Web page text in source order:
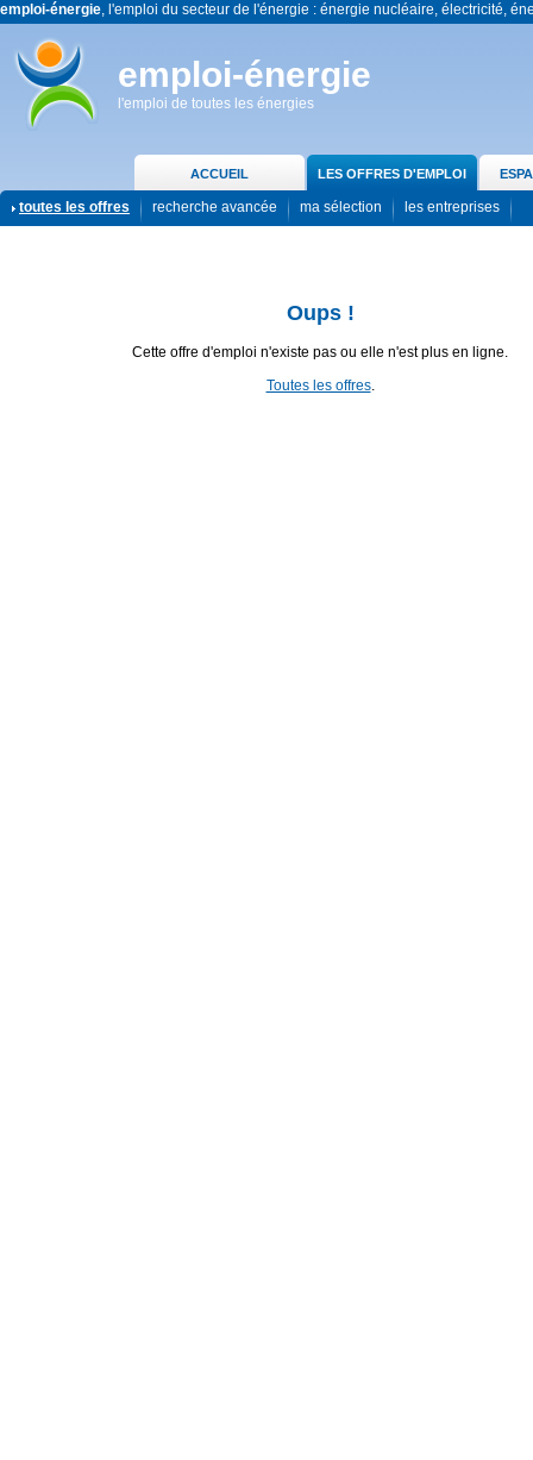
emploi-énergie, l'emploi du secteur de l'énergie : énergie nucléaire, électricité,
emploi-énergie
l'emploi de toutes les énergies
ACCUEIL LES OFFRES D'EMPLOI
toutes les offres recherche avancée ma sélection les entreprises
Oups !
Cette offre d'emploi n'existe pas ou elle n'est plus en ligne.
Toutes les offres.